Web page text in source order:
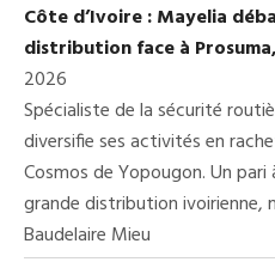
Côte d’Ivoire : Mayelia
distribution face à
2026
Spécialiste de la sécurité
diversifie ses activités en
Cosmos de Yopougon. Un pari
grande distribution ivoirienne,
Baudelaire Mieu